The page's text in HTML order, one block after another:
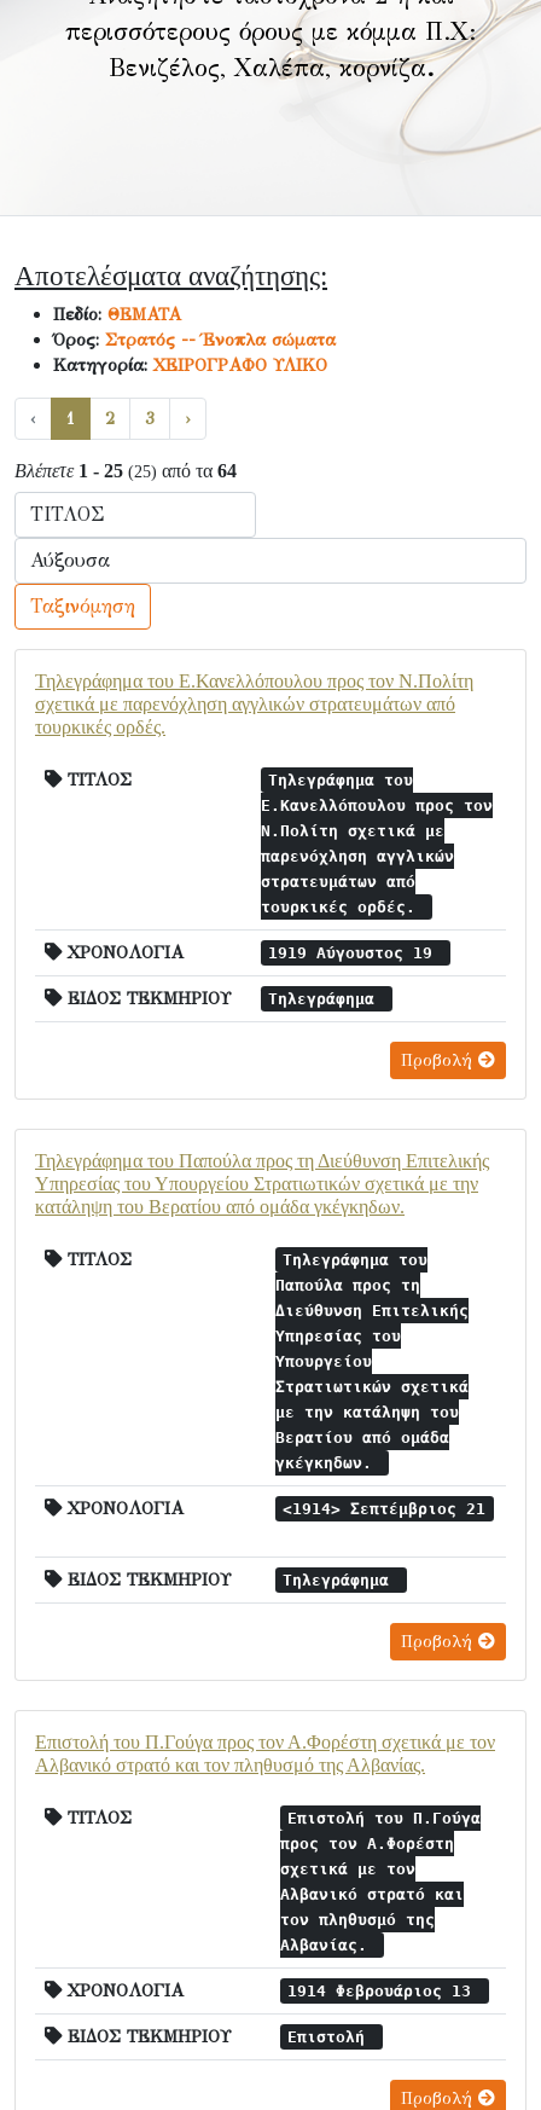
περισσότερους όρους με κόμμα Π.Χ:
Βενιζέλος, Χαλέπα, κορνίζα.
Αποτελέσματα αναζήτησης:
Πεδίο: ΘΕΜΑΤΑ
Όρος: Στρατός -- Ένοπλα σώματα
Κατηγορία:ΧΕΙΡΟΓΡΑΦΟ ΥΛΙΚΟ
‹ 1 2 3 ›
Βλέπετε 1 - 25 (25) από τα 64
Ταξινόμηση
Τηλεγράφημα του Ε.Κανελλόπουλου προς τον Ν.Πολίτη
σχετικά με παρενόχληση αγγλικών στρατευμάτων από
τουρκικές ορδές.
ΤΙΤΛΟΣ
Τηλεγράφημα του
Ε.Κανελλόπουλου προς τον
Ν.Πολίτη σχετικά με
παρενόχληση αγγλικών
στρατευμάτων από
τουρκικές ορδές.
ΧΡΟΝΟΛΟΓΙΑ 1919 Αύγουστος 19
ΕΙΔΟΣ ΤΕΚΜΗΡΙΟΥ Τηλεγράφημα
Προβολή
Τηλεγράφημα του Παπούλα προς τη Διεύθυνση Επιτελικής
Υπηρεσίας του Υπουργείου Στρατιωτικών σχετικά με την
κατάληψη του Βερατίου από ομάδα γκέγκηδων.
ΤΙΤΛΟΣ
Τηλεγράφημα του
Παπούλα προς τη
Διεύθυνση Επιτελικής
Υπηρεσίας του
Υπουργείου
Στρατιωτικών σχετικά
με την κατάληψη του
Βερατίου από ομάδα
γκέγκηδων.
ΧΡΟΝΟΛΟΓΙΑ <1914> Σεπτέμβριος 21
ΕΙΔΟΣ ΤΕΚΜΗΡΙΟΥ Τηλεγράφημα
Προβολή
Επιστολή του Π.Γούγα προς τον Α.Φορέστη σχετικά με τον
Αλβανικό στρατό και τον πληθυσμό της Αλβανίας.
ΤΙΤΛΟΣ
Επιστολή του Π.Γούγα
προς τον Α.Φορέστη
σχετικά με τον
Αλβανικό στρατό και
τον πληθυσμό της
Αλβανίας.
ΧΡΟΝΟΛΟΓΙΑ 1914 Φεβρουάριος 13
ΕΙΔΟΣ ΤΕΚΜΗΡΙΟΥ Επιστολή
Προβολή